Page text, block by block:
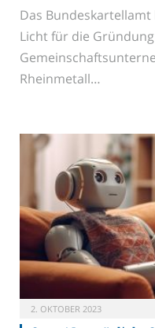
Das
Licht für die
Rheinmetall…
2. OKTOBER 2023